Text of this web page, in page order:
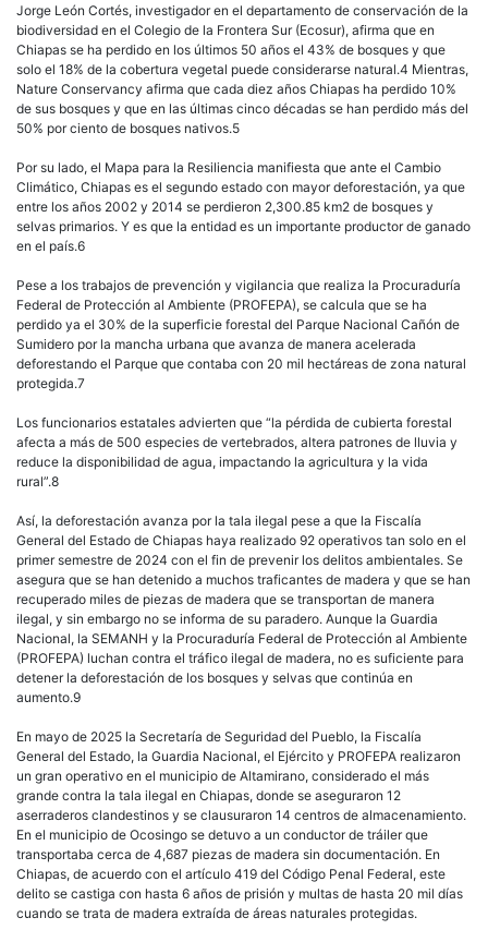
Jorge León Cortés, investigador en el departamento de conservación de la
biodiversidad en el Colegio de la Frontera Sur (Ecosur), afirma que en
Chiapas se ha perdido en los últimos 50 años el 43% de bosques y que
solo el 18% de la cobertura vegetal puede considerarse natural.4 Mientras,
Nature Conservancy afirma que cada diez años Chiapas ha perdido 10%
de sus bosques y que en las últimas cinco décadas se han perdido más del
50% por ciento de bosques nativos.5
Por su lado, el Mapa para la Resiliencia manifiesta que ante el Cambio
Climático, Chiapas es el segundo estado con mayor deforestación, ya que
entre los años 2002 y 2014 se perdieron 2,300.85 km2 de bosques y
selvas primarios. Y es que la entidad es un importante productor de ganado
en el país.6
Pese a los trabajos de prevención y vigilancia que realiza la Procuraduría
Federal de Protección al Ambiente (PROFEPA), se calcula que se ha
perdido ya el 30% de la superficie forestal del Parque Nacional Cañón de
Sumidero por la mancha urbana que avanza de manera acelerada
deforestando el Parque que contaba con 20 mil hectáreas de zona natural
protegida.7
Los funcionarios estatales advierten que “la pérdida de cubierta forestal
afecta a más de 500 especies de vertebrados, altera patrones de lluvia y
reduce la disponibilidad de agua, impactando la agricultura y la vida
rural”.8
Así, la deforestación avanza por la tala ilegal pese a que la Fiscalía
General del Estado de Chiapas haya realizado 92 operativos tan solo en el
primer semestre de 2024 con el fin de prevenir los delitos ambientales. Se
asegura que se han detenido a muchos traficantes de madera y que se han
recuperado miles de piezas de madera que se transportan de manera
ilegal, y sin embargo no se informa de su paradero. Aunque la Guardia
Nacional, la SEMANH y la Procuraduría Federal de Protección al Ambiente
(PROFEPA) luchan contra el tráfico ilegal de madera, no es suficiente para
detener la deforestación de los bosques y selvas que continúa en
aumento.9
En mayo de 2025 la Secretaría de Seguridad del Pueblo, la Fiscalía
General del Estado, la Guardia Nacional, el Ejército y PROFEPA realizaron
un gran operativo en el municipio de Altamirano, considerado el más
grande contra la tala ilegal en Chiapas, donde se aseguraron 12
aserraderos clandestinos y se clausuraron 14 centros de almacenamiento.
En el municipio de Ocosingo se detuvo a un conductor de tráiler que
transportaba cerca de 4,687 piezas de madera sin documentación. En
Chiapas, de acuerdo con el artículo 419 del Código Penal Federal, este
delito se castiga con hasta 6 años de prisión y multas de hasta 20 mil días
cuando se trata de madera extraída de áreas naturales protegidas.